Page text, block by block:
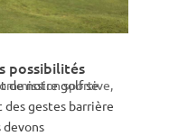
possibilités
sportive,
de notre golf se
gestes barrière